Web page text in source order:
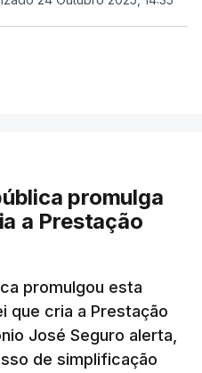
promulga
a Prestação
promulgou esta
cria a Prestação
José Seguro alerta,
de simplificação